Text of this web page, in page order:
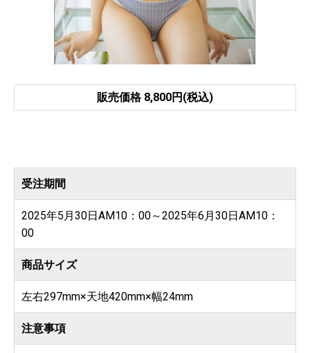
販売価格 8,800円(税込)
受注期間
2025年5月30日AM10：00～2025年6月30日AM10：
00
商品サイズ
左右297mm×天地420mm×幅24mm
注意事項